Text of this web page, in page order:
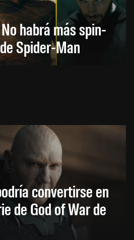
habrá más spin-
Spider-Man
convertirse en
de God of War de